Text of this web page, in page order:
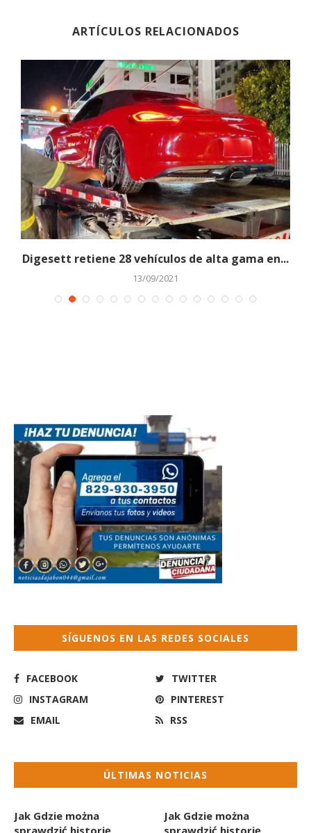
ARTÍCULOS RELACIONADOS
Digesett retiene 28 vehículos de alta gama en...
13/09/2021
SÍGUENOS EN LAS REDES SOCIALES
FACEBOOK
TWITTER
INSTAGRAM
PINTEREST
EMAIL
RSS
ÚLTIMAS NOTICIAS
Jak Gdzie można
Jak Gdzie można